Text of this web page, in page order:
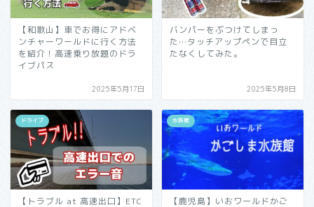
【和歌山】車でお得にアドベ
ンチャーワールドに行く方法
を紹介！高速乗り放題のドラ
イブパス
2025年5月17日
バンパーをぶつけてしまっ
た…タッチアップペンで目立
たなくしてみた。
2025年5月8日
ドライブ
【トラブル at 高速出口】ETC
水族館
【鹿児島】いおワールドかご